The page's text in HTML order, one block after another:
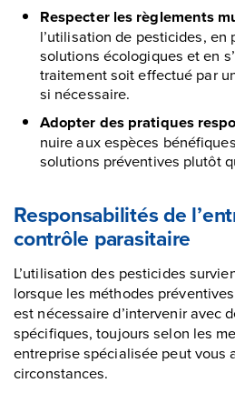
Respecter les règlements
l’utilisation de pesticides, en
solutions écologiques et en
traitement soit effectué par
si nécessaire.
Adopter des pratiques
nuire aux espèces
solutions préventives plutôt
Responsabilités de
contrôle parasitaire
L’utilisation des pesticides
lorsque les méthodes
est nécessaire d’intervenir avec
spécifiques, toujours selon les
entreprise spécialisée peut vous
circonstances.